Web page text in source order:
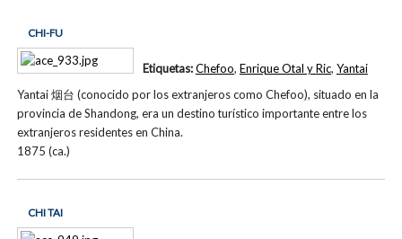
CHI-FU
Yantai 烟台 (conocido por los extranjeros como Chefoo), situado en la
provincia de Shandong, era un destino turístico importante entre los
extranjeros residentes en China.
1875 (ca.)
Etiquetas:Chefoo, Enrique Otal y Ric, Yantai
CHI TAI